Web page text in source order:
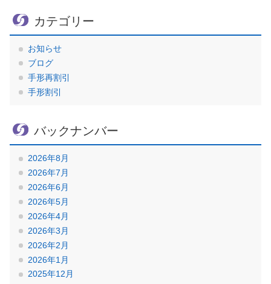
カテゴリー
お知らせ
ブログ
手形再割引
手形割引
バックナンバー
2026年8月
2026年7月
2026年6月
2026年5月
2026年4月
2026年3月
2026年2月
2026年1月
2025年12月